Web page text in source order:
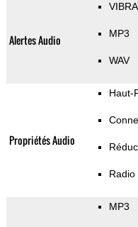
Alertes Audio MP3
WAV
Propriétés Audio
Haut-
Radio
MP3